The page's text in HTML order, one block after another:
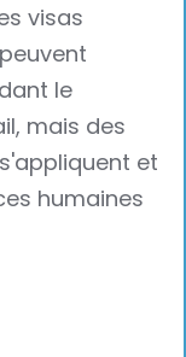
visas
le
mais des
et
humaines